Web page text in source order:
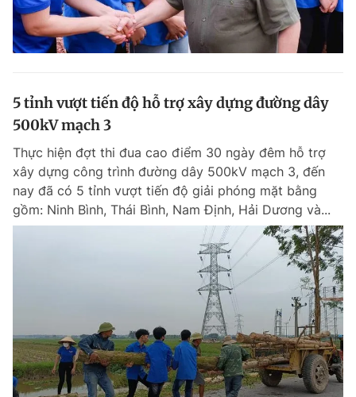
5 tỉnh vượt tiến độ hỗ trợ xây dựng đường dây
500kV mạch 3
Thực hiện đợt thi đua cao điểm 30 ngày đêm hỗ trợ
xây dựng công trình đường dây 500kV mạch 3, đến
nay đã có 5 tỉnh vượt tiến độ giải phóng mặt bằng
gồm: Ninh Bình, Thái Bình, Nam Định, Hải Dương và...